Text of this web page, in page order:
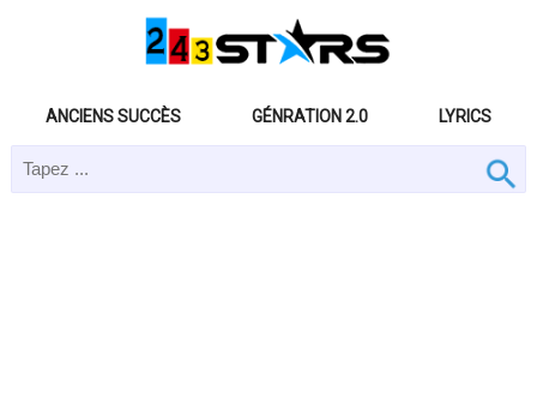
ANCIENS SUCCÈS GÉNRATION 2.0 LYRICS